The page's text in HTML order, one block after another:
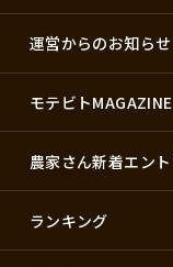
運営からのお知らせ
モテビトMAGAZINE
農家さん新着エン
ランキング